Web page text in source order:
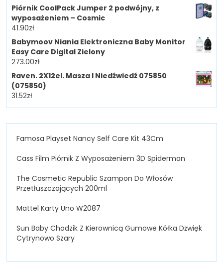
Piórnik CoolPack Jumper 2 podwójny, z
wyposażeniem – Cosmic
41.90zł
Babymoov Niania Elektroniczna Baby Monitor
Easy Care Digital Zielony
273.00zł
Raven. 2X12el. Masza I Niedźwiedź 075850
(075850)
31.52zł
Famosa Playset Nancy Self Care Kit 43Cm
Cass Film Piórnik Z Wyposażeniem 3D Spiderman
The Cosmetic Republic Szampon Do Włosów
Przetłuszczających 200ml
Mattel Karty Uno W2087
Sun Baby Chodzik Z Kierownicą Gumowe Kółka Dżwięk
Cytrynowo Szary